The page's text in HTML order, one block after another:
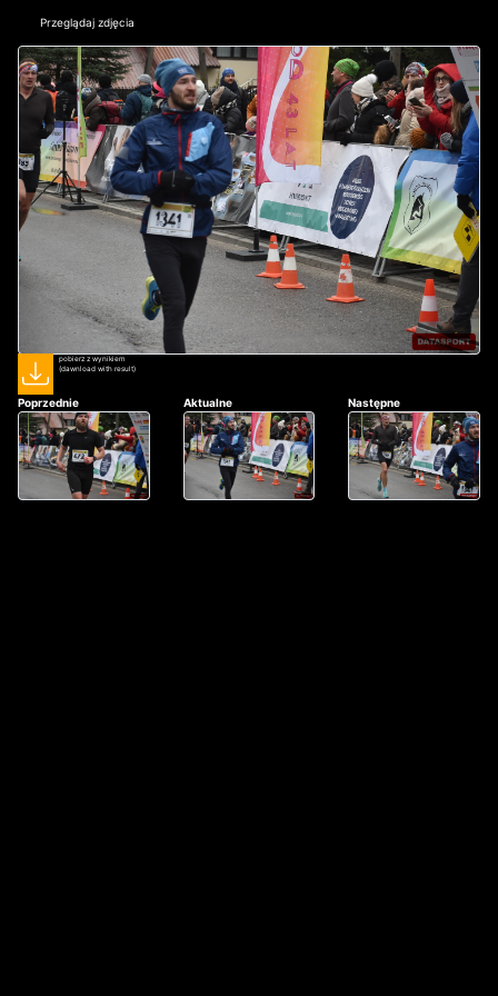
Przeglądaj zdjęcia
pobierz z wynikiem
(dawnload with result)
Poprzednie Aktualne Następne